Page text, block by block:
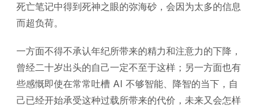
死亡笔记中得到死神之眼的弥海砂，会因为太多的信息
而超负荷。
一方面不得不承认年纪所带来的精力和注意力的下降，
曾经二十岁出头的自己一定不至于这样；另一方面也有
些感慨即使在常常吐槽 AI 不够智能、降智的当下，自
己已经开始承受这种过载所带来的代价，未来又会怎样